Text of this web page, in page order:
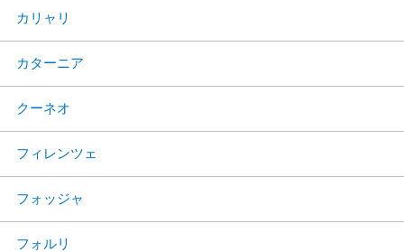
カリャリ
カターニア
クーネオ
フィレンツェ
フォッジャ
フォルリ